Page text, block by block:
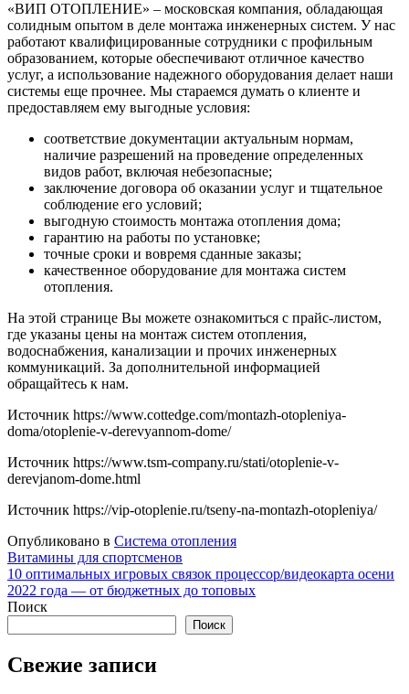
«ВИП ОТОПЛЕНИЕ» – московская компания, обладающая
солидным опытом в деле монтажа инженерных систем. У нас
работают квалифицированные сотрудники с профильным
образованием, которые обеспечивают отличное качество
услуг, а использование надежного оборудования делает наши
системы еще прочнее. Мы стараемся думать о клиенте и
предоставляем ему выгодные условия:
соответствие документации актуальным нормам,
наличие разрешений на проведение определенных
видов работ, включая небезопасные;
заключение договора об оказании услуг и тщательное
соблюдение его условий;
выгодную стоимость монтажа отопления дома;
гарантию на работы по установке;
точные сроки и вовремя сданные заказы;
качественное оборудование для монтажа систем
отопления.
На этой странице Вы можете ознакомиться с прайс-листом,
где указаны цены на монтаж систем отопления,
водоснабжения, канализации и прочих инженерных
коммуникаций. За дополнительной информацией
обращайтесь к нам.
Источник https://www.cottedge.com/montazh-otopleniya-
doma/otoplenie-v-derevyannom-dome/
Источник https://www.tsm-company.ru/stati/otoplenie-v-
derevjanom-dome.html
Источник https://vip-otoplenie.ru/tseny-na-montazh-otopleniya/
Опубликовано в Система отопления
Навигация
по
записям
Витамины для спортсменов
10 оптимальных игровых связок процессор/видеокарта осени
2022 года — от бюджетных до топовых
Поиск
Поиск
Свежие записи